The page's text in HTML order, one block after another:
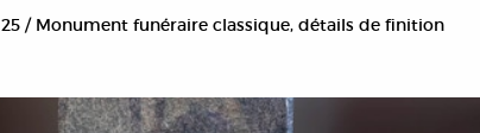
25 / Monument funéraire classique, détails de finition